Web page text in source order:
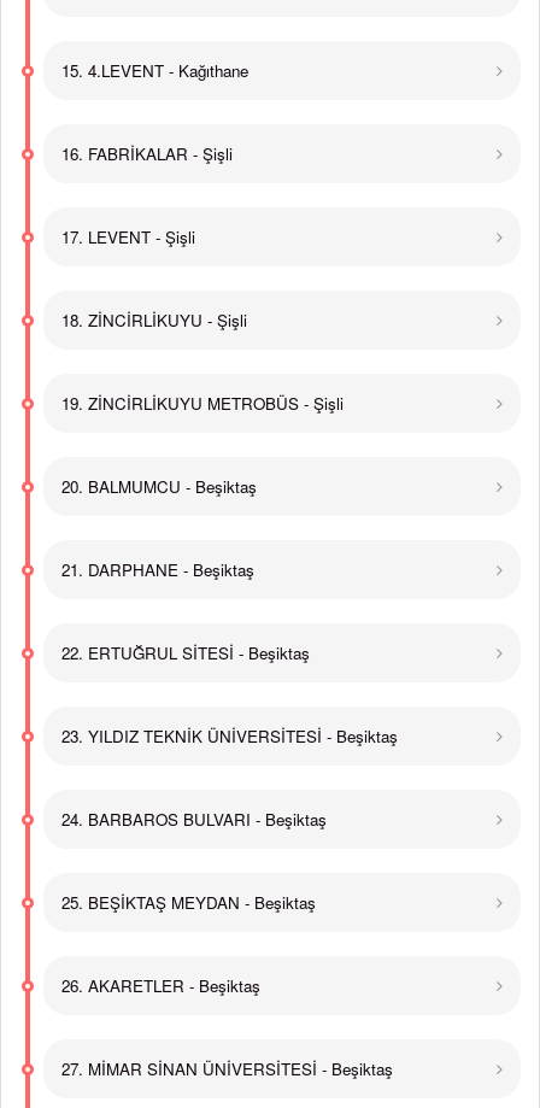
15. 4.LEVENT - Kağıthane
16. FABRİKALAR - Şişli
17. LEVENT - Şişli
18. ZİNCİRLİKUYU - Şişli
19. ZİNCİRLİKUYU METROBÜS - Şişli
20. BALMUMCU - Beşiktaş
21. DARPHANE - Beşiktaş
22. ERTUĞRUL SİTESİ - Beşiktaş
23. YILDIZ TEKNİK ÜNİVERSİTESİ - Beşiktaş
24. BARBAROS BULVARI - Beşiktaş
25. BEŞİKTAŞ MEYDAN - Beşiktaş
26. AKARETLER - Beşiktaş
27. MİMAR SİNAN ÜNİVERSİTESİ - Beşiktaş